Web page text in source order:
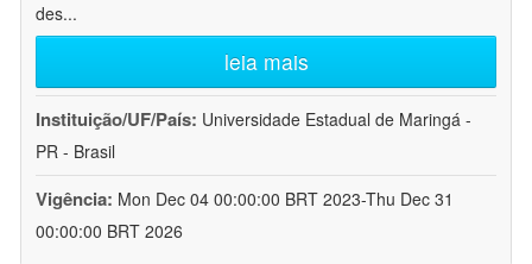
des...
leia mais
Instituição/UF/País: Universidade Estadual de Maringá -
PR - Brasil
Vigência: Mon Dec 04 00:00:00 BRT 2023-Thu Dec 31
00:00:00 BRT 2026